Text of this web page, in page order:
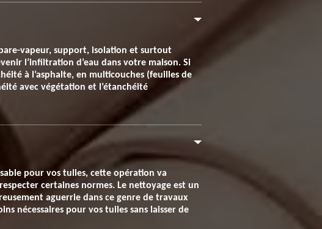
vapeur, support, isolation et surtout
l’infiltration d’eau dans votre maison. Si
à l’asphalte, en multicouches (feuilles de
avec végétation et l’étanchéité
pour vos tuiles, cette opération va
certaines normes. Le nettoyage est un
aguerrie dans ce genre de travaux
nécessaires pour vos tuiles sans laisser de